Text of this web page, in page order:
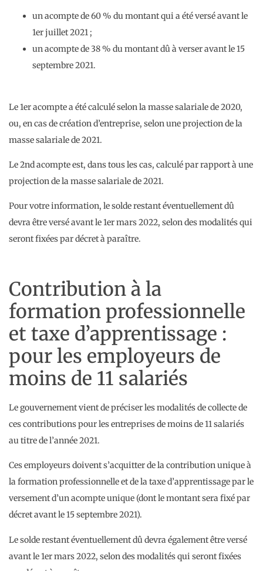
un acompte de 60 % du montant qui a été versé avant le
1er juillet 2021 ;
un acompte de 38 % du montant dû à verser avant le 15
septembre 2021.
Le 1er acompte a été calculé selon la masse salariale de 2020,
ou, en cas de création d’entreprise, selon une projection de la
masse salariale de 2021.
Le 2nd acompte est, dans tous les cas, calculé par rapport à une
projection de la masse salariale de 2021.
Pour votre information, le solde restant éventuellement dû
devra être versé avant le 1er mars 2022, selon des modalités qui
seront fixées par décret à paraître.
Contribution à la
formation professionnelle
et taxe d’apprentissage :
pour les employeurs de
moins de 11 salariés
Le gouvernement vient de préciser les modalités de collecte de
ces contributions pour les entreprises de moins de 11 salariés
au titre de l’année 2021.
Ces employeurs doivent s’acquitter de la contribution unique à
la formation professionnelle et de la taxe d’apprentissage par le
versement d’un acompte unique (dont le montant sera fixé par
décret avant le 15 septembre 2021).
Le solde restant éventuellement dû devra également être versé
avant le 1er mars 2022, selon des modalités qui seront fixées